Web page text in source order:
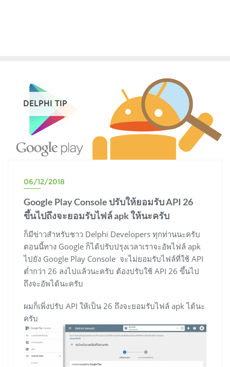
DELPHI TIP
06/12/2018
Google Play Console ปรับให้ยอมรับ API 26
ขึ้นไปถึงจะยอมรับไฟล์ apk ให้นะครับ
ก็มีข่าวสำหรับชาว Delphi Developers ทุกท่านนะครับ
ตอนนี้ทาง Google ก็ได้ปรับปรุงเวลาเราจะอัพไฟล์ apk
ไปยัง Google Play Console จะไม่ยอมรับไฟล์ที่ใช้ API
ต่ำกว่า 26 ลงไปแล้วนะครับ ต้องปรับใช้ API 26 ขึ้นไป
ถึงจะอัพได้นะครับ
ผมก็เพิ่งปรับ API ให้เป็น 26 ถึงจะยอมรับไฟล์ apk ได้นะ
ครับ